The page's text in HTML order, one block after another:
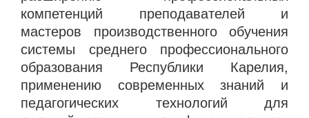
компетенций преподавателей и
мастеров производственного обучения
системы среднего профессионального
образования Республики Карелия,
применению современных знаний и
педагогических технологий для